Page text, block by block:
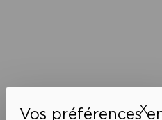
X
l’article